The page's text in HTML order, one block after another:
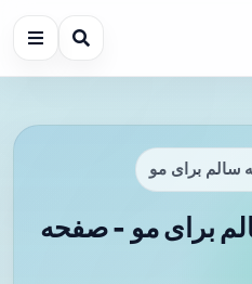
سالم برای مو
برای مو - صفحه